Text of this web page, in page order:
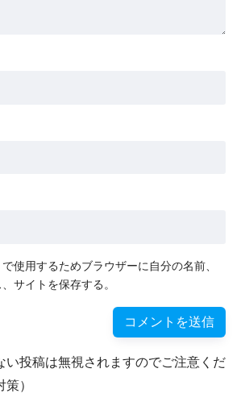
使用するためブラウザーに自分の名前、
サイトを保存する。
い投稿は無視されますのでご注意くだ
）